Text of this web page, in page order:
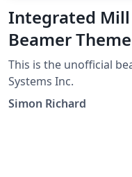
Integrated Mill
Beamer Theme
This is the unofficial
Systems Inc.
Simon Richard